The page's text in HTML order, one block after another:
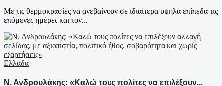
Με τις θερμοκρασίες να ανεβαίνουν σε ιδιαίτερα υψηλά επίπεδα τις
επόμενες ημέρες και τον...
Ελλάδα
Ν. Ανδρουλάκης: «Καλώ τους πολίτες να επιλέξουν...